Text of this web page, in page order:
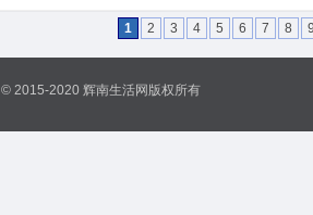
1 2 3 4 5 6 7 8
© 2015-2020 辉南生活网版权所有